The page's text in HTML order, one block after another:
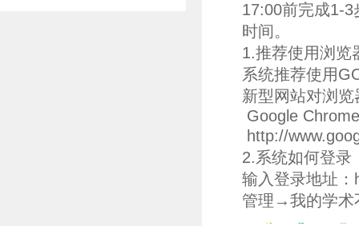
17:00前完成1-3
时间。
1.推荐使用浏览
系统推荐使用
新型网站对浏览
Google Chrome
http://
2.系统如何登录
输入登录地址
管理→我的学术